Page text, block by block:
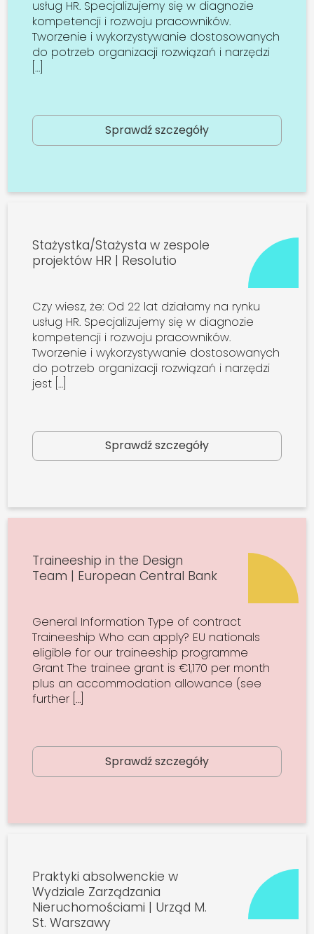
usług HR. Specjalizujemy się w diagnozie
kompetencji i rozwoju pracowników.
Tworzenie i wykorzystywanie dostosowanych
do potrzeb organizacji rozwiązań i narzędzi
[…]
Sprawdź szczegóły
Stażystka/Stażysta w zespole
projektów HR | Resolutio
Czy wiesz, że: Od 22 lat działamy na rynku
usług HR. Specjalizujemy się w diagnozie
kompetencji i rozwoju pracowników.
Tworzenie i wykorzystywanie dostosowanych
do potrzeb organizacji rozwiązań i narzędzi
jest […]
Sprawdź szczegóły
Traineeship in the Design
Team | European Central Bank
General Information Type of contract
Traineeship Who can apply? EU nationals
eligible for our traineeship programme
Grant The trainee grant is €1,170 per month
plus an accommodation allowance (see
further […]
Sprawdź szczegóły
Praktyki absolwenckie w
Wydziale Zarządzania
Nieruchomościami | Urząd M.
St. Warszawy